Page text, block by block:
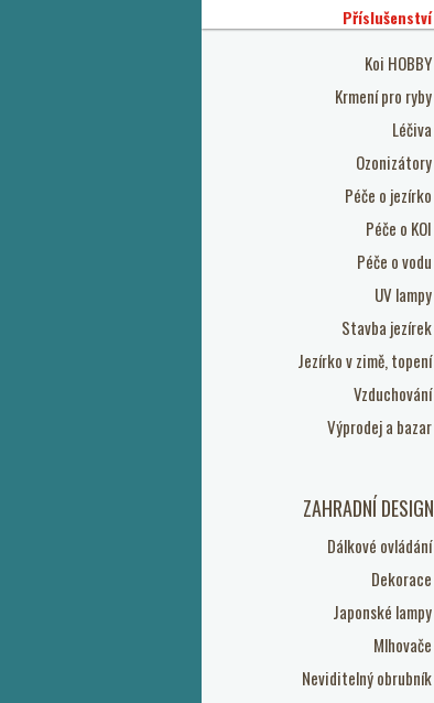
Příslušenství
Koi HOBBY
Krmení pro ryby
Léčiva
Ozonizátory
Péče o jezírko
Péče o KOI
Péče o vodu
UV lampy
Stavba jezírek
Jezírko v zimě, topení
Vzduchování
Výprodej a bazar
ZAHRADNÍ DESIGN
Dálkové ovládání
Dekorace
Japonské lampy
Mlhovače
Neviditelný obrubník